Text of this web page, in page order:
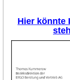
Hier könnte